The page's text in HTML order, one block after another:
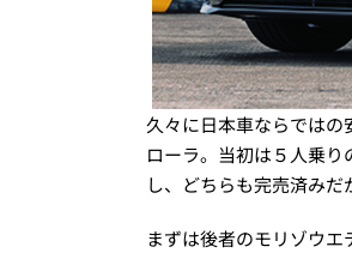
久々に日本車ならではの
ローラ。当初は５人乗
し、どちらも完売済みだ
まずは後者のモリゾウ